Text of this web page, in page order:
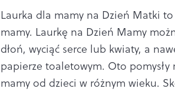
Laurka dla mamy na Dzień Matki
mamy. Laurkę na Dzień Mamy
dłoń, wyciąć serce lub kwiaty, a
papierze toaletowym. Oto
mamy od dzieci w różnym wieku.